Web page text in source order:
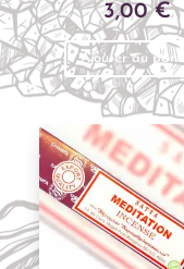
3,00€
Ajouter au